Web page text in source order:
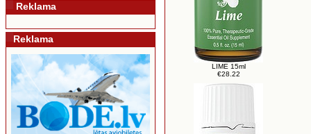
Reklama
Reklama
LIME 15ml
€28.22